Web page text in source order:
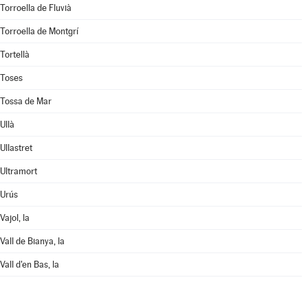
Torroella de Fluvià
Torroella de Montgrí
Tortellà
Toses
Tossa de Mar
Ullà
Ullastret
Ultramort
Urús
Vajol, la
Vall de Bianya, la
Vall d'en Bas, la